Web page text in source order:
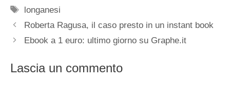
Tag
longanesi
Roberta Ragusa, il caso presto in un instant book
Ebook a 1 euro: ultimo giorno su Graphe.it
Lascia un commento